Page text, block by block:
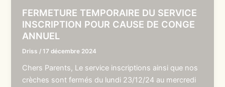
FERMETURE TEMPORAIRE DU SERVICE
INSCRIPTION POUR CAUSE DE CONGE
ANNUEL
Driss /17 décembre 2024
Chers Parents, Le service inscriptions ainsi que nos
crèches sont fermés du lundi 23/12/24 au mercredi